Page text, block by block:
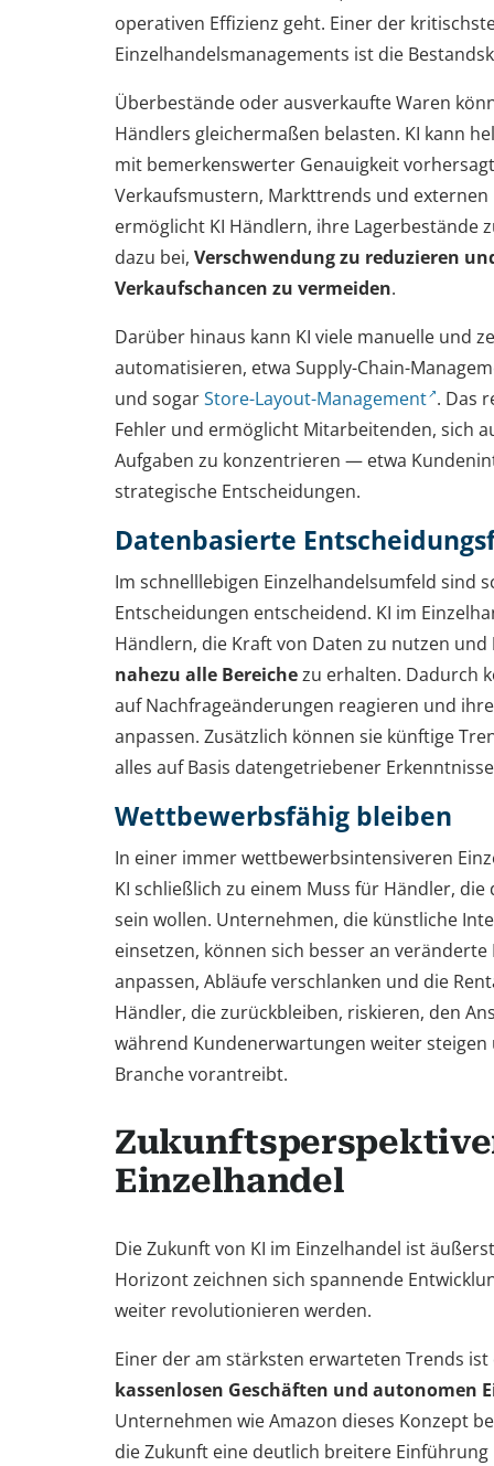
operativen Effizienz geht. Einer der
Einzelhandelsmanagements ist die
Überbestände oder ausverkaufte Waren
Händlers gleichermaßen belasten. KI kann
mit bemerkenswerter Genauigkeit
Verkaufsmustern, Markttrends und externen
ermöglicht KI Händlern, ihre Lagerbestände
dazu bei, Verschwendung zu reduzieren
Verkaufschancen zu vermeiden.
Darüber hinaus kann KI viele manuelle und
automatisieren, etwa Supply-Chain-
und sogarStore-Layout-Management . Das
Fehler und ermöglicht Mitarbeitenden, sich
Aufgaben zu konzentrieren — etwa
strategische Entscheidungen.
Datenbasierte
Im schnelllebigen Einzelhandelsumfeld sind
Entscheidungen entscheidend. KI im
Händlern, die Kraft von Daten zu nutzen und
nahezu alle Bereichezu erhalten. Dadurch
auf Nachfrageänderungen reagieren und
anpassen. Zusätzlich können sie künftige
alles auf Basis datengetriebener
Wettbewerbsfähig bleiben
In einer immer wettbewerbsintensiveren
KI schließlich zu einem Muss für Händler,
sein wollen. Unternehmen, die künstliche
einsetzen, können sich besser an
anpassen, Abläufe verschlanken und die
Händler, die zurückbleiben, riskieren, den
während Kundenerwartungen weiter steigen
Branche vorantreibt.
Einzelhandel
Die Zukunft von KI im Einzelhandel ist
Horizont zeichnen sich spannende
weiter revolutionieren werden.
Einer der am stärksten erwarteten Trends
kassenlosen Geschäften und autonomen
Unternehmen wie Amazon dieses Konzept
die Zukunft eine deutlich breitere